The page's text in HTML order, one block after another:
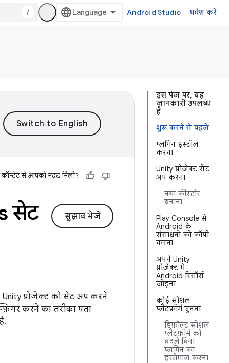
/ Android Studio प्रवेश करें
इस पेज पर, यह
जानकारी उपलब्ध
है
शुरू करने से पहले
प्लगिन इंस्टॉल
करना
Unity प्रोजेक्ट सेट
अप करना
नया कीस्टोर
बनाना
Play Console से
Android के
संसाधनों को कॉपी
करना
अपने Unity
प्रोजेक्ट में
Android रिसॉर्स
जोड़ना
कोई सोशल
प्लैटफ़ॉर्म चुनना
डिफ़ॉल्ट सोशल
प्लैटफ़ॉर्म को
बदले बिना
प्लगिन का
इस्तेमाल करना
कॉन्टेंट से आपको मदद मिली?
सुझाव भेजें
सेट
प्रोजेक्ट को सेट अप करने
करने का तरीका पता